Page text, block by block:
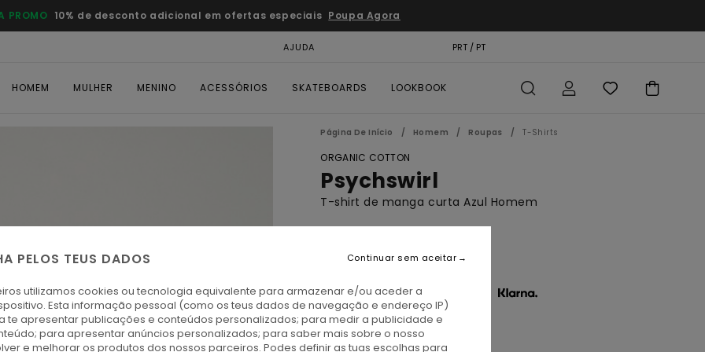
PROMO 10% de desconto adicional em ofertas especiais Poupa Agora
AJUDA PRT / PT
HOMEM MULHER MENINO ACESSÓRIOS SKATEBOARDS LOOKBOOK
Página De Início Homem Roupas T-Shirts
ORGANIC COTTON
Psychswirl
T-shirt de manga curta Azul Homem
€ 40,00
Paga 3 x € 13,33 sem juros com a
CorEclipse Navy
PELOS TEUS DADOS
utilizamos cookies ou tecnologia equivalente para armazenar e/ou aceder a
Esta informação pessoal (como os teus dados de navegação e endereço IP)
te apresentar publicações e conteúdos personalizados; para medir a publicidade e
para apresentar anúncios personalizados; para saber mais sobre o nosso
e melhorar os produtos dos nossos parceiros. Podes definir as tuas escolhas para
Continuar sem aceitar